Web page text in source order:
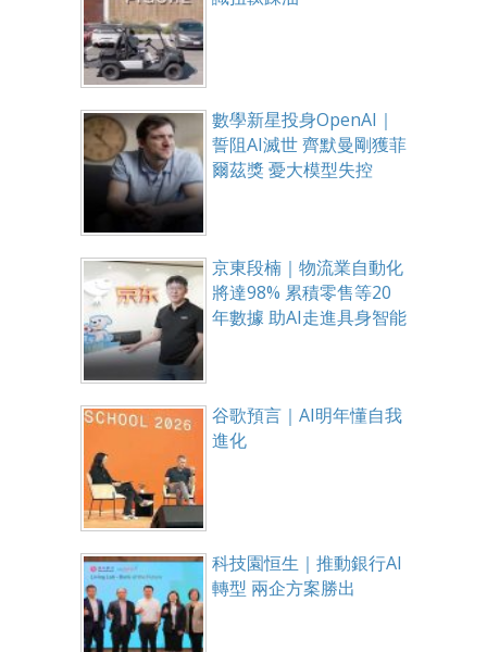
數學新星投身OpenAI｜
誓阻AI滅世 齊默曼剛獲菲
爾茲獎 憂大模型失控
京東段楠｜物流業自動化
將達98% 累積零售等20
年數據 助AI走進具身智能
谷歌預言｜AI明年懂自我
進化
科技園恒生｜推動銀行AI
轉型 兩企方案勝出